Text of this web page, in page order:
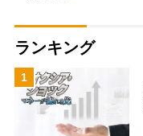
ランキング
1